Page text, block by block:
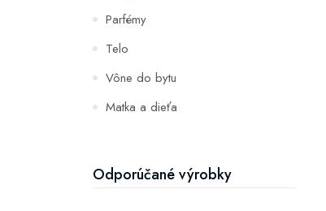
Parfémy
Telo
Vône do bytu
Matka a dieťa
Hydratácia a výživa pleti
Odporúčané výrobky